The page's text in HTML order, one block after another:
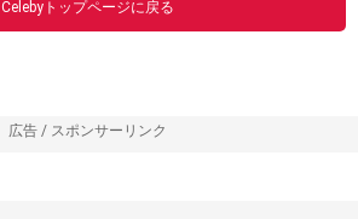
Celebyトップページに戻る
広告 / スポンサーリンク